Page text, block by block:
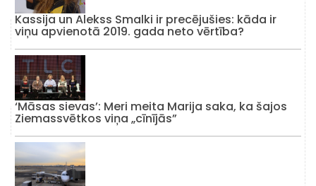
Kassija un Alekss Smalki ir precējušies: kāda ir
viņu apvienotā 2019. gada neto vērtība?
‘Māsas sievas’: Meri meita Marija saka, ka šajos
Ziemassvētkos viņa „cīnījās”